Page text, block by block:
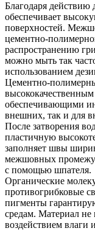
Благодаря действию
обеспечивает
поверхностей.
цементно-
распространению
можно мыть так
использованием
Цементно-
обеспечивающими
внешних, так и для
После затворения
пластичную
заполняет швы
межшовных
с помощью шпателя.
Органические
противогрибковые
пигменты
средам. Материал не
воздействием влаги